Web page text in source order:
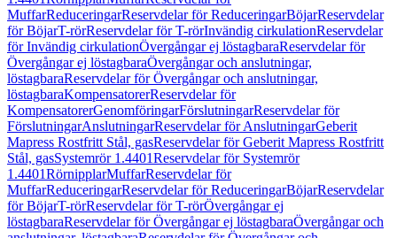
MuffarReduceringarReservdelar för ReduceringarBöjarReservdelar
för BöjarT-rörReservdelar för T-rörInvändig cirkulationReservdelar
för Invändig cirkulationÖvergångar ej löstagbaraReservdelar för
Övergångar ej löstagbaraÖvergångar och anslutningar,
löstagbaraReservdelar för Övergångar och anslutningar,
löstagbaraKompensatorerReservdelar för
KompensatorerGenomföringarFörslutningarReservdelar för
FörslutningarAnslutningarReservdelar för AnslutningarGeberit
Mapress Rostfritt Stål, gasReservdelar för Geberit Mapress Rostfritt
Stål, gasSystemrör 1.4401Reservdelar för Systemrör
1.4401RörnipplarMuffarReservdelar för
MuffarReduceringarReservdelar för ReduceringarBöjarReservdelar
för BöjarT-rörReservdelar för T-rörÖvergångar ej
löstagbaraReservdelar för Övergångar ej löstagbaraÖvergångar och